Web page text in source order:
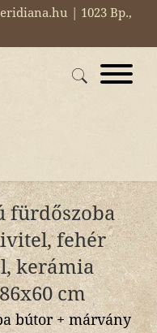
| 1023 Bp.,
fürdőszoba
fehér
kerámia
cm
bútor + márvány